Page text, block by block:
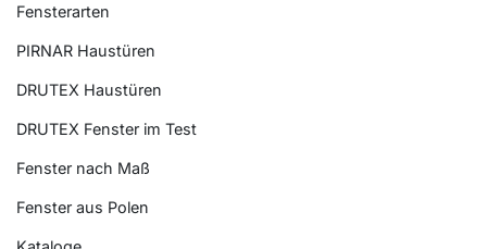
Fensterarten
PIRNAR Haustüren
DRUTEX Haustüren
DRUTEX Fenster im Test
Fenster nach Maß
Fenster aus Polen